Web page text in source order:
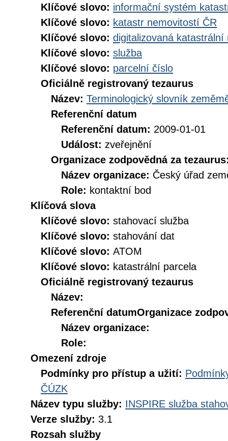
Klíčové slovo: informační systém
Klíčové slovo: katastr nemovitostí ČR
Klíčové slovo: digitalizovaná katastrální
Klíčové slovo: služba
Klíčové slovo: parcelní číslo
Oficiálně registrovaný tezaurus
Název: Terminologický slovník
Referenční datum
Referenční datum: 2009-01-01
Událost: zveřejnění
Organizace zodpovědná za
Název organizace: Český úřad
Role: kontaktní bod
Klíčová slova
Klíčové slovo: stahovací služba
Klíčové slovo: stahování dat
Klíčové slovo: ATOM
Klíčové slovo: katastrální parcela
Oficiálně registrovaný tezaurus
Název:
Referenční datumOrganizace
Název organizace:
Role:
Omezení zdroje
Podmínky pro přístup a užití:
ČÚZK
Název typu služby: INSPIRE služba
Verze služby: 3.1
Rozsah služby